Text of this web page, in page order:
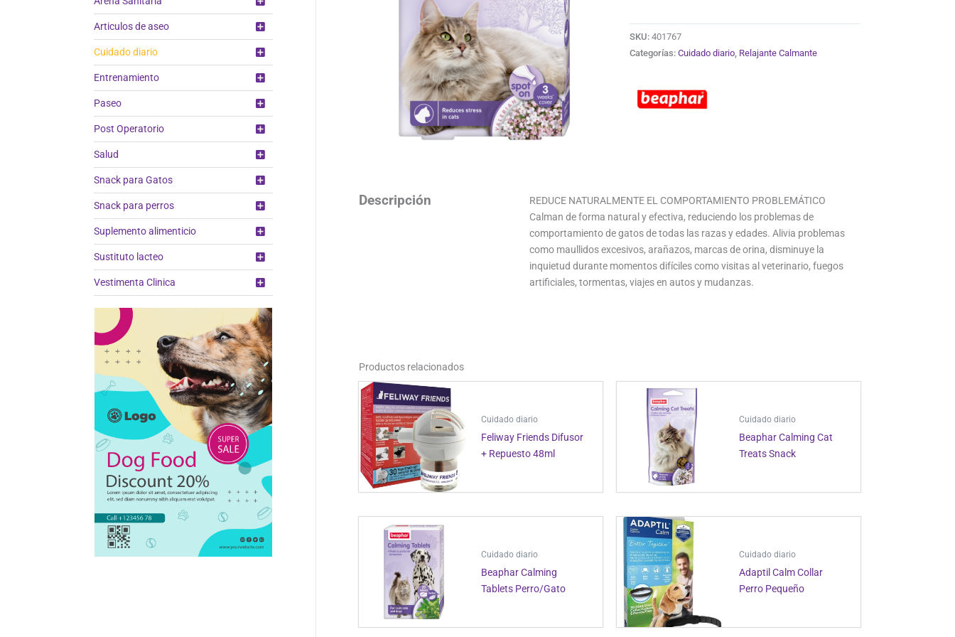
Articulos de aseo
Cuidado diario
Entrenamiento
Paseo
Post Operatorio
Salud
Snack para Gatos
Snack para perros
Suplemento alimenticio
Sustituto lacteo
Vestimenta Clinica
SKU:401767
Categorías:Cuidado diario, Relajante Calmante
Descripción
REDUCE NATURALMENTE EL COMPORTAMIENTO PROBLEMÁTICO
Calman de forma natural y efectiva, reduciendo los problemas de
comportamiento de gatos de todas las razas y edades. Alivia problemas
como maullidos excesivos, arañazos, marcas de orina, disminuye la
inquietud durante momentos difíciles como visitas al veterinario, fuegos
artificiales, tormentas, viajes en autos y mudanzas.
Productos relacionados
Cuidado diario
Feliway Friends Difusor
+ Repuesto 48ml
Cuidado diario
Beaphar Calming Cat
Treats Snack
Cuidado diario
Beaphar Calming
Tablets Perro/Gato
Cuidado diario
Adaptil Calm Collar
Perro Pequeño